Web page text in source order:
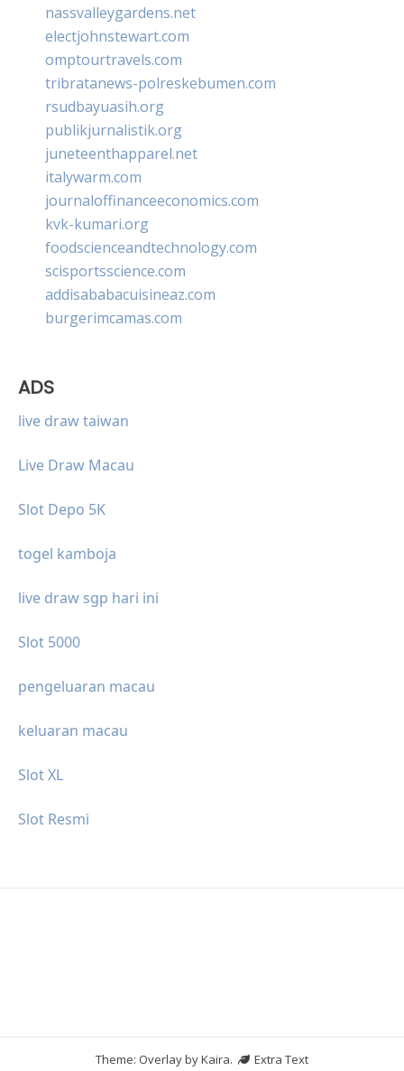
nassvalleygardens.net
electjohnstewart.com
omptourtravels.com
tribratanews-polreskebumen.com
rsudbayuasih.org
publikjurnalistik.org
juneteenthapparel.net
italywarm.com
journaloffinanceeconomics.com
kvk-kumari.org
foodscienceandtechnology.com
scisportsscience.com
addisababacuisineaz.com
burgerimcamas.com
ADS
live draw taiwan
Live Draw Macau
Slot Depo 5K
togel kamboja
live draw sgp hari ini
Slot 5000
pengeluaran macau
keluaran macau
Slot XL
Slot Resmi
Theme: Overlay byKaira. Extra Text